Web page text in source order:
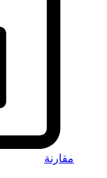
مقارنة